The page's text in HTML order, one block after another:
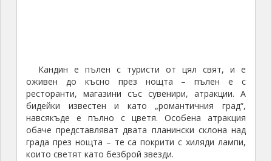
Кандин е пълен с туристи от цял свят, и е
оживен до късно през нощта – пълен е с
ресторанти, магазини със сувенири, атракции. А
бидейки известен и като „романтичния град“,
навсякъде е пълно с цветя. Особена атракция
обаче представляват двата планински склона над
града през нощта – те са покрити с хиляди лампи,
които светят като безброй звезди.